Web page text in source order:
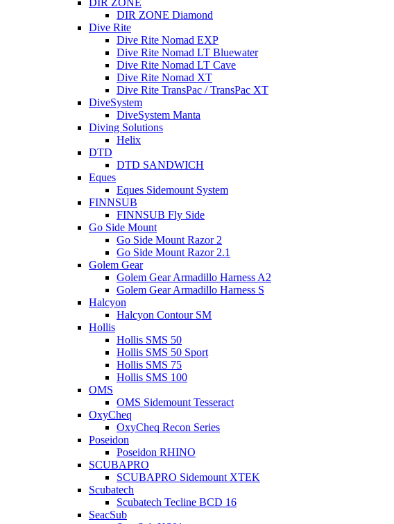
DIR ZONE
DIR ZONE Diamond
Dive Rite
Dive Rite Nomad EXP
Dive Rite Nomad LT Bluewater
Dive Rite Nomad LT Cave
Dive Rite Nomad XT
Dive Rite TransPac / TransPac XT
DiveSystem
DiveSystem Manta
Diving Solutions
Helix
DTD
DTD SANDWICH
Eques
Eques Sidemount System
FINNSUB
FINNSUB Fly Side
Go Side Mount
Go Side Mount Razor 2
Go Side Mount Razor 2.1
Golem Gear
Golem Gear Armadillo Harness A2
Golem Gear Armadillo Harness S
Halcyon
Halcyon Contour SM
Hollis
Hollis SMS 50
Hollis SMS 50 Sport
Hollis SMS 75
Hollis SMS 100
OMS
OMS Sidemount Tesseract
OxyCheq
OxyCheq Recon Series
Poseidon
Poseidon RHINO
SCUBAPRO
SCUBAPRO Sidemount XTEK
Scubatech
Scubatech Tecline BCD 16
SeacSub